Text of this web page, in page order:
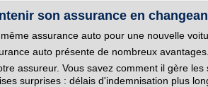
son assurance en
assurance auto pour une nouvelle
auto présente de nombreux avantages.
assureur. Vous savez comment il gère
surprises : délais d'indemnisation plus